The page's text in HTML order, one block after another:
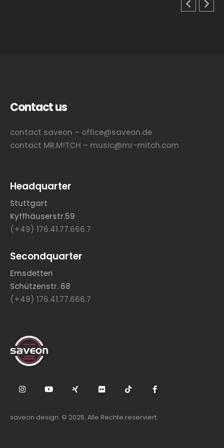
Contact us
contact saveon – office@saveon.de
contact MR.M!TCH – music@mr-mitch.com
Headquarter
Stuttgart
Kyffhäuserstr.59
(+49) 176.41.77.666.7
Secondquarter
Emsdetten
Schützenstr. 68
(+49) 176.41.77.666.7
saveon design. © 2025. Alle Rechte reserviert.